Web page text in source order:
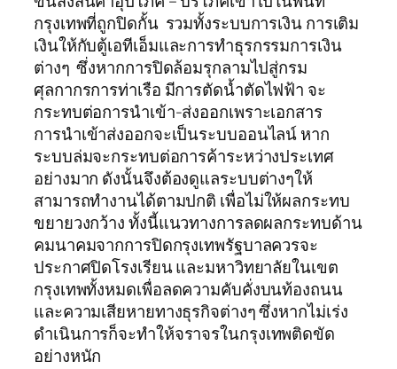
กรุงเทพที่ถูกปิดกั้น รวมทั้งระบบการเงิน การเติม
เงินให้กับตู้เอทีเอ็มและการทำธุรกรรมการเงิน
ต่างๆ ซึ่งหากการปิดล้อมรุกลามไปสู่กรม
ศุลกากรการท่าเรือ มีการตัดน้ำตัดไฟฟ้า จะ
กระทบต่อการนำเข้า-ส่งออกเพราะเอกสาร
การนำเข้าส่งออกจะเป็นระบบออนไลน์ หาก
ระบบล่มจะกระทบต่อการค้าระหว่างประเทศ
อย่างมาก ดังนั้นจึงต้องดูแลระบบต่างๆให้
สามารถทำงานได้ตามปกติ เพื่อไม่ให้ผลกระทบ
ขยายวงกว้าง ทั้งนี้แนวทางการลดผลกระทบด้าน
คมนาคมจากการปิดกรุงเทพรัฐบาลควรจะ
ประกาศปิดโรงเรียน และมหาวิทยาลัยในเขต
กรุงเทพทั้งหมดเพื่อลดความคับคั่งบนท้องถนน
และความเสียหายทางธุรกิจต่างๆ ซึ่งหากไม่เร่ง
ดำเนินการก็จะทำให้จราจรในกรุงเทพติดขัด
อย่างหนัก